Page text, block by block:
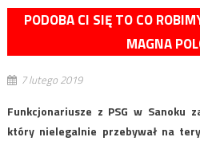
PODOBA CI SIĘ TO CO
MAGNA
7 lutego 2019
Funkcjonariusze z PSG w Sanoku
który nielegalnie przebywał na